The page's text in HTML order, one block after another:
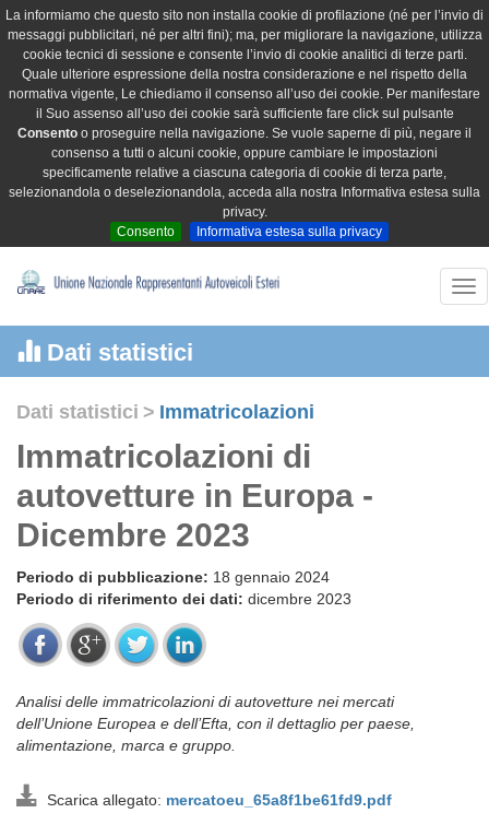
La informiamo che questo sito non installa cookie di profilazione (né per l’invio di
messaggi pubblicitari, né per altri fini); ma, per migliorare la navigazione, utilizza
cookie tecnici di sessione e consente l’invio di cookie analitici di terze parti.
Quale ulteriore espressione della nostra considerazione e nel rispetto della
normativa vigente, Le chiediamo il consenso all’uso dei cookie. Per manifestare
il Suo assenso all’uso dei cookie sarà sufficiente fare click sul pulsante
Consento o proseguire nella navigazione. Se vuole saperne di più, negare il
consenso a tutti o alcuni cookie, oppure cambiare le impostazioni
specificamente relative a ciascuna categoria di cookie di terza parte,
selezionandola o deselezionandola, acceda alla nostra Informativa estesa sulla
privacy.
Consento
Informativa estesa sulla privacy
Dati statistici
Dati statistici > Immatricolazioni
Immatricolazioni di
autovetture in Europa -
Dicembre 2023
Periodo di pubblicazione: 18 gennaio 2024
Periodo di riferimento dei dati: dicembre 2023
Analisi delle immatricolazioni di autovetture nei mercati
dell’Unione Europea e dell’Efta, con il dettaglio per paese,
alimentazione, marca e gruppo.
Scarica allegato: mercatoeu_65a8f1be61fd9.pdf